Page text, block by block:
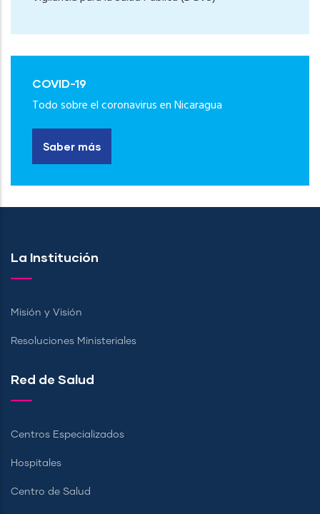
COVID-19
Todo sobre el coronavirus en Nicaragua
Saber más
La Institución
Misión y Visión
Resoluciones Ministeriales
Red de Salud
Centros Especializados
Hospitales
Centro de Salud